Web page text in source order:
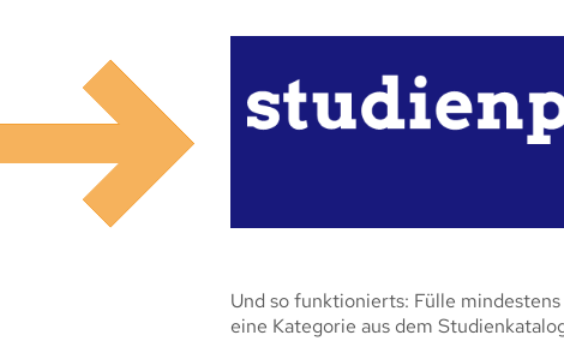
Und so funktionierts: Fülle
eine Kategorie aus dem